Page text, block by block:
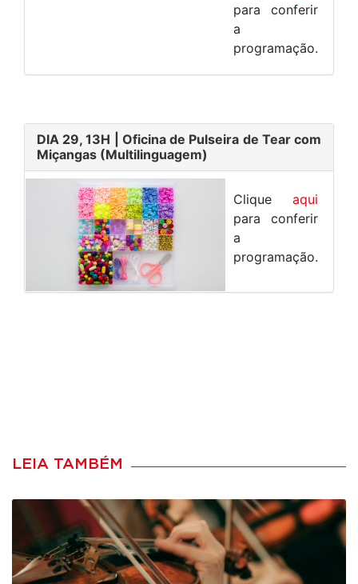
para conferir
a
programação.
DIA 29, 13H
| Oficina de Pulseira de Tear com
Miçangas (Multilinguagem)
Clique aqui
para conferir
a
programação.
LEIA TAMBÉM